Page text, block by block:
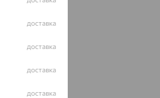
доставка
доставка
доставка
доставка